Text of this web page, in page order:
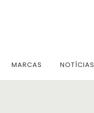
MARCAS NOTÍCIAS